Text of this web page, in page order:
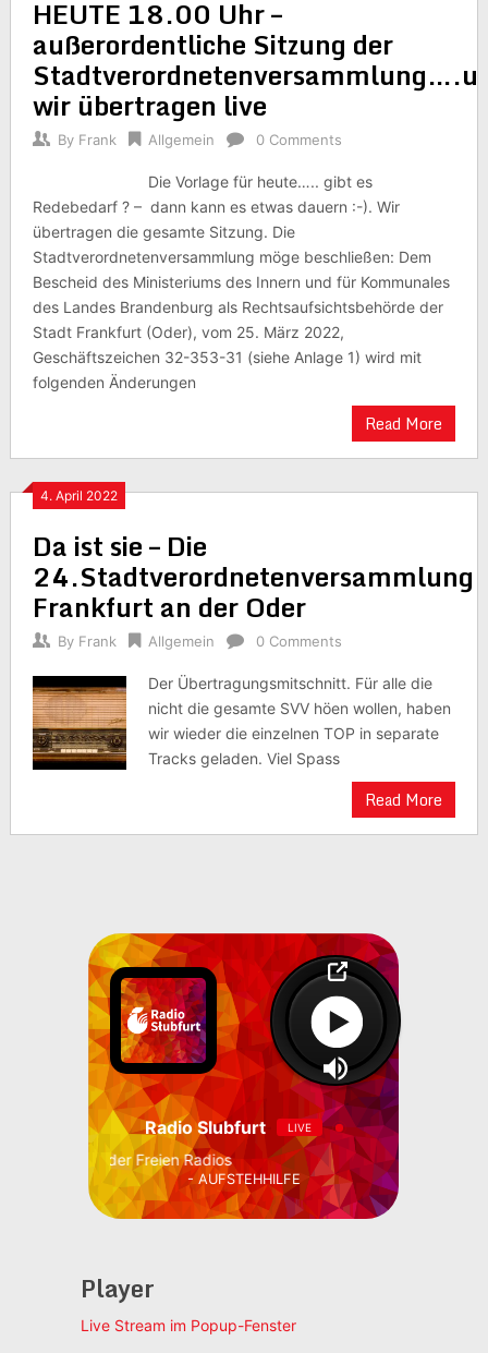
HEUTE 18.00 Uhr –
außerordentliche Sitzung der
wir übertragen live
By Frank Allgemein 0 Comments
Die Vorlage für heute….. gibt es
Redebedarf ? – dann kann es etwas dauern :-). Wir
übertragen die gesamte Sitzung. Die
Stadtverordnetenversammlung möge beschließen: Dem
Bescheid des Ministeriums des Innern und für Kommunales
des Landes Brandenburg als Rechtsaufsichtsbehörde der
Stadt Frankfurt (Oder), vom 25. März 2022,
Geschäftszeichen 32-353-31 (siehe Anlage 1) wird mit
folgenden Änderungen
Read More
4. April 2022
Da ist sie – Die
24.Stadtverordnetenversammlung
Frankfurt an der Oder
By Frank Allgemein 0 Comments
Der Übertragungsmitschnitt. Für alle die
nicht die gesamte SVV höen wollen, haben
wir wieder die einzelnen TOP in separate
Tracks geladen. Viel Spass
Read More
Radio Slubfurt LIVE
der Freien Radios
- AUFSTEHHILFE
Player
Live Stream im Popup-Fenster